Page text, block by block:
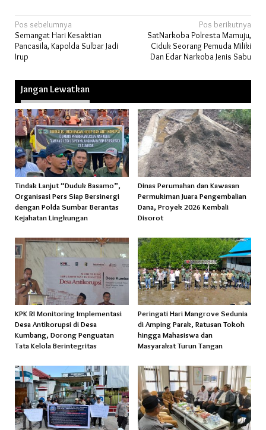
Navigasi
pos
Pos sebelumnya
Semangat Hari Kesaktian
Pancasila, Kapolda Sulbar Jadi
Irup
Pos berikutnya
SatNarkoba Polresta Mamuju,
Ciduk Seorang Pemuda Miliki
Dan Edar Narkoba Jenis Sabu
Jangan Lewatkan
Tindak Lanjut “Duduk Basamo”,
Organisasi Pers Siap Bersinergi
dengan Polda Sumbar Berantas
Kejahatan Lingkungan
Dinas Perumahan dan Kawasan
Permukiman Juara Pengembalian
Dana, Proyek 2026 Kembali
Disorot
KPK RI Monitoring Implementasi
Desa Antikorupsi di Desa
Kumbang, Dorong Penguatan
Tata Kelola Berintegritas
Peringati Hari Mangrove Sedunia
di Amping Parak, Ratusan Tokoh
hingga Mahasiswa dan
Masyarakat Turun Tangan